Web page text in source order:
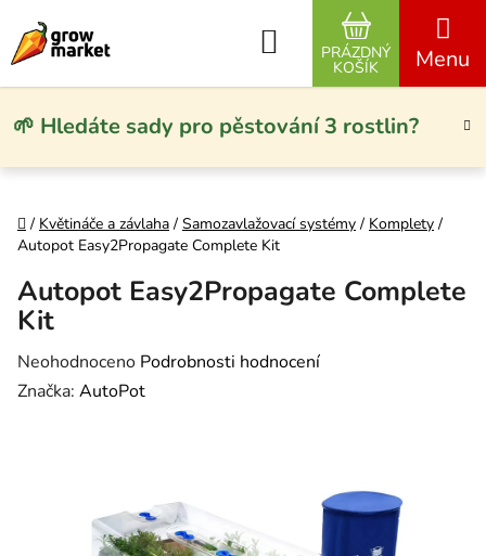
🌱 Hledáte sady pro pěstování 3 rostlin?
Hledat
NÁKUPNÍ
PRÁZDNÝ
KOŠÍK
Domů
/ Květináče a závlaha / Samozavlažovací systémy / Komplety /
Autopot Easy2Propagate Complete Kit
Autopot Easy2Propagate Complete
Kit
Průměrné hodnocení produktu je 0,0 z 5 hvězdiček.
Neohodnoceno Podrobnosti hodnocení
Značka: AutoPot